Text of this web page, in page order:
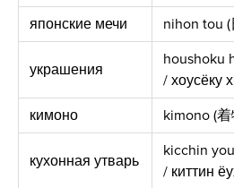
японские мечи
nihon tou (
украшения
houshoku
/ хоусёку
кимоно
kimono (
кухонная утварь
kicchin
/ киттин